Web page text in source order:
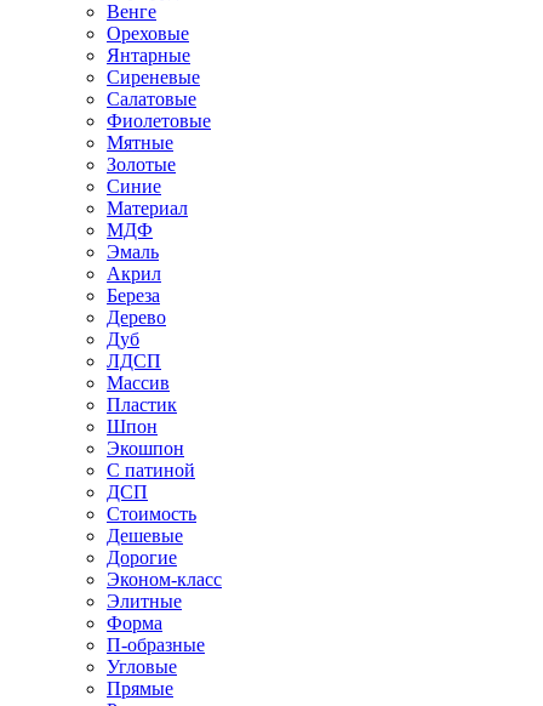
Венге
Ореховые
Янтарные
Сиреневые
Салатовые
Фиолетовые
Мятные
Золотые
Синие
Материал
МДФ
Эмаль
Акрил
Береза
Дерево
Дуб
ЛДСП
Массив
Пластик
Шпон
Экошпон
С патиной
ДСП
Стоимость
Дешевые
Дорогие
Эконом-класс
Элитные
Форма
П-образные
Угловые
Прямые